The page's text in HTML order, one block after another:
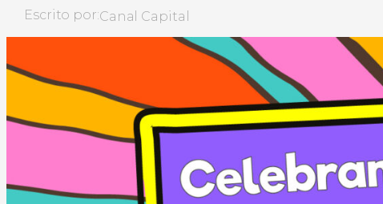
Escrito por:Canal Capital